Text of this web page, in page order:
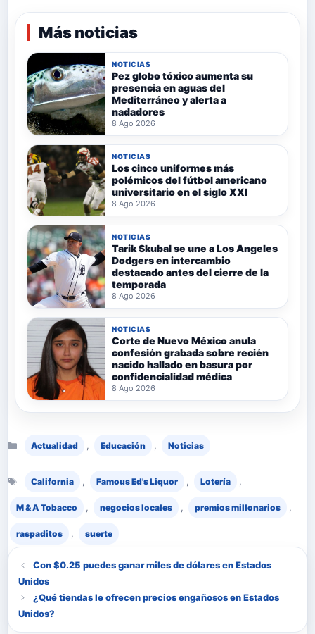
Más noticias
NOTICIAS
Pez globo tóxico aumenta su
presencia en aguas del
Mediterráneo y alerta a
nadadores
8 Ago 2026
NOTICIAS
Los cinco uniformes más
polémicos del fútbol americano
universitario en el siglo XXI
8 Ago 2026
NOTICIAS
Tarik Skubal se une a Los Angeles
Dodgers en intercambio
destacado antes del cierre de la
temporada
8 Ago 2026
NOTICIAS
Corte de Nuevo México anula
confesión grabada sobre recién
nacido hallado en basura por
confidencialidad médica
8 Ago 2026
Actualidad , Educación , Noticias
California , Famous Ed's Liquor , Lotería ,
M & A Tobacco , negocios locales , premios millonarios ,
raspaditos , suerte
Con $0.25 puedes ganar miles de dólares en Estados
Unidos
¿Qué tiendas le ofrecen precios engañosos en Estados
Unidos?